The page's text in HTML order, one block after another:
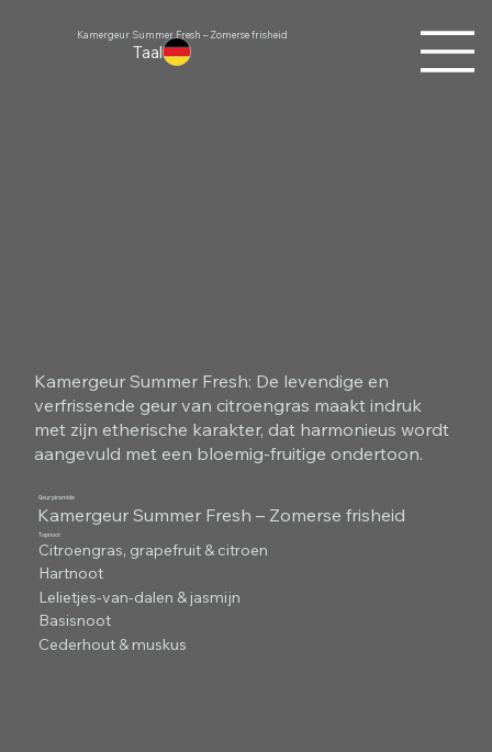
Taal
Kamergeur Summer Fresh – Zomerse frisheid
Kamergeur Summer Fresh: De levendige en
verfrissende geur van citroengras maakt indruk
met zijn etherische karakter, dat harmonieus wordt
aangevuld met een bloemig-fruitige ondertoon.
Geur piramide
Kamergeur Summer Fresh – Zomerse frisheid
Topnoot
Citroengras, grapefruit & citroen
Hartnoot
Lelietjes-van-dalen & jasmijn
Basisnoot
Cederhout & muskus